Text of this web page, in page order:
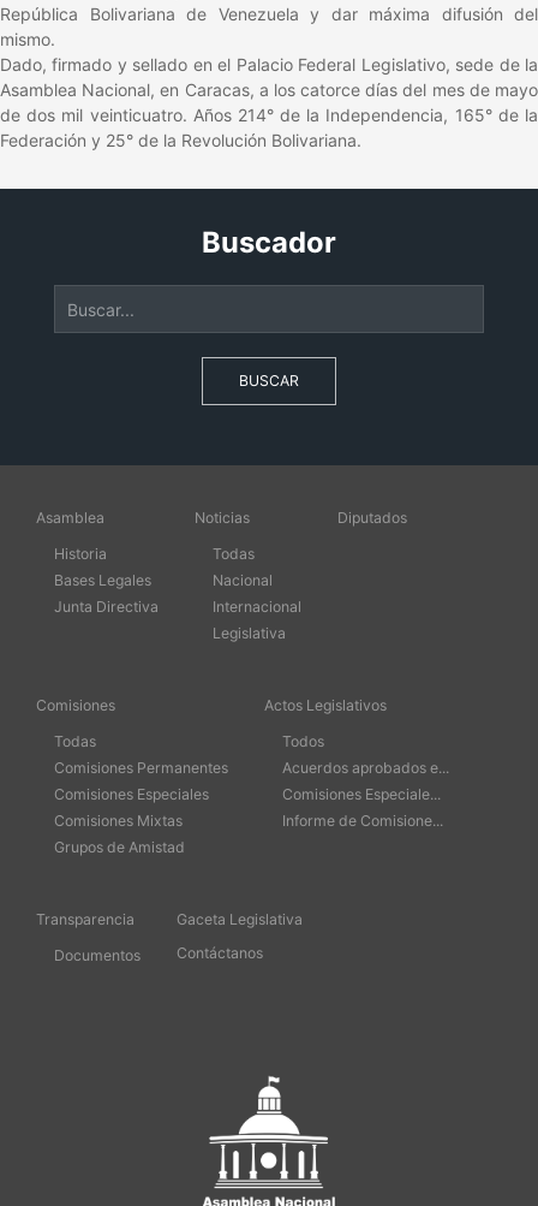
República Bolivariana de Venezuela y dar máxima difusión del
mismo.
Dado, firmado y sellado en el Palacio Federal Legislativo, sede de la
Asamblea Nacional, en Caracas, a los catorce días del mes de mayo
de dos mil veinticuatro. Años 214° de la Independencia, 165° de la
Federación y 25° de la Revolución Bolivariana.
Buscador
BUSCAR
Asamblea
Historia
Bases Legales
Junta Directiva
Noticias
Todas
Nacional
Internacional
Legislativa
Diputados
Comisiones
Todas
Comisiones Permanentes
Comisiones Especiales
Comisiones Mixtas
Grupos de Amistad
Actos Legislativos
Todos
Acuerdos aprobados e...
Comisiones Especiale...
Informe de Comisione...
Transparencia
Documentos
Gaceta Legislativa
Contáctanos